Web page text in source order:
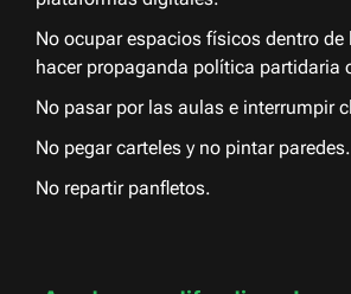
No ocupar espacios físicos dentro de
hacer propaganda política partidaria
No pasar por las aulas e interrumpir
No pegar carteles y no pintar paredes.
No repartir panfletos.